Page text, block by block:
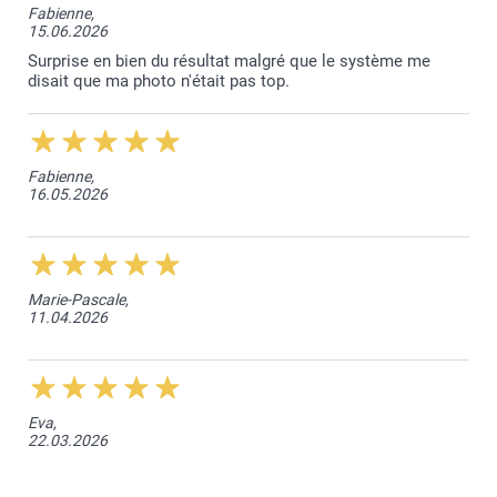
Fabienne,
15.06.2026
Surprise en bien du résultat malgré que le système me
disait que ma photo n'était pas top.
Fabienne,
16.05.2026
Marie-Pascale,
11.04.2026
Eva,
22.03.2026